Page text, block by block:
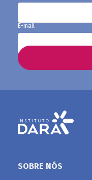
E-mail
SOBRE NÓS